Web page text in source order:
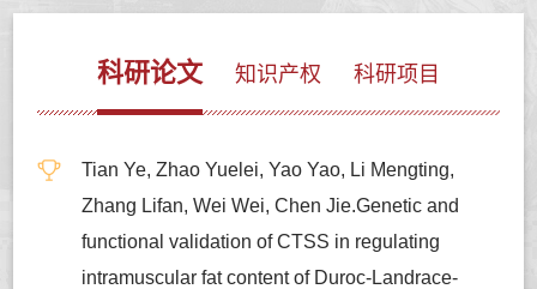
科研论文 知识产权 科研项目
Tian Ye, Zhao Yuelei, Yao Yao, Li Mengting,
Zhang Lifan, Wei Wei, Chen Jie.Genetic and
functional validation of CTSS in regulating
intramuscular fat content of Duroc-Landrace-